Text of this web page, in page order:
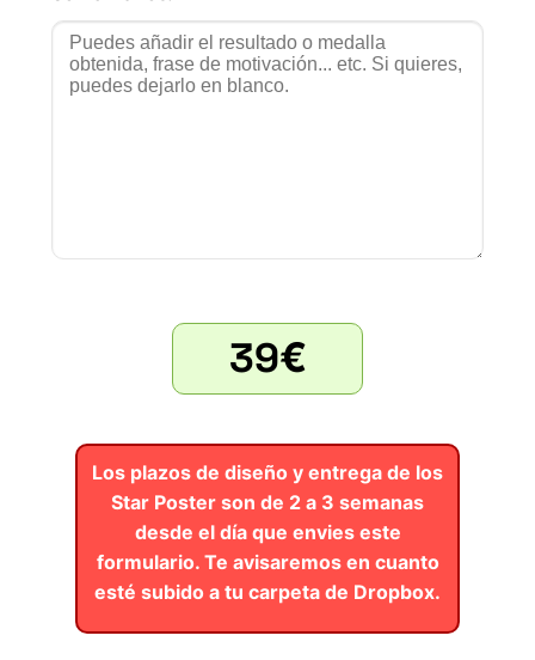
39€
Los plazos de diseño y entrega de los
Star Poster son de 2 a 3 semanas
desde el día que envies este
formulario. Te avisaremos en cuanto
esté subido a tu carpeta de Dropbox.